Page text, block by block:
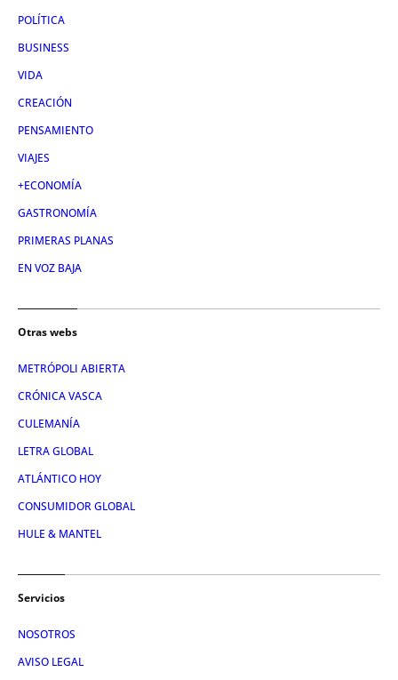
POLÍTICA
BUSINESS
VIDA
CREACIÓN
PENSAMIENTO
VIAJES
+ECONOMÍA
GASTRONOMÍA
PRIMERAS PLANAS
EN VOZ BAJA
Otras webs
METRÓPOLI ABIERTA
CRÓNICA VASCA
CULEMANÍA
LETRA GLOBAL
ATLÁNTICO HOY
CONSUMIDOR GLOBAL
HULE & MANTEL
Servicios
NOSOTROS
AVISO LEGAL